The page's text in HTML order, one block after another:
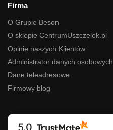
Firma
O Grupie Beson
O sklepie CentrumUszczelek.pl
Opinie naszych Klientów
Administrator danych osobowych
Dane teleadresowe
Firmowy blog